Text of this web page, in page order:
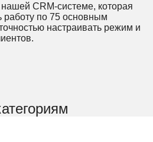
CRM-системе, которая
работу по 75 основным
настраивать режим и